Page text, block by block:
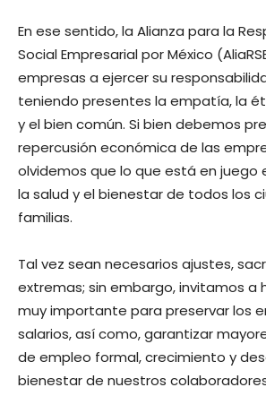
En ese sentido, la Alianza para la
Social Empresarial por México
empresas a ejercer su
teniendo presentes la empatía, la
y el bien común. Si bien debemos
repercusión económica de las
olvidemos que lo que está en juego
la salud y el bienestar de todos los
familias.
Tal vez sean necesarios ajustes,
extremas; sin embargo, invitamos a
muy importante para preservar los
salarios, así como, garantizar
de empleo formal, crecimiento y
bienestar de nuestros